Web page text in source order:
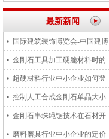
最新新闻
国际建筑装饰博览会-中国建博
金刚石工具加工硬脆材料时的
超硬材料行业中小企业如何登
控制人工合成金刚石单晶大小
金刚石串珠绳锯技术在石材开
磨料磨具行业中小企业的定价